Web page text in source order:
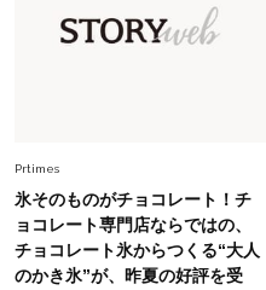
いめハーフパ
Prtimes
氷そのものがチョコレート！チ
ョコレート専門店ならではの、
チョコレート氷からつくる“大人
のかき氷”が、昨夏の好評を受